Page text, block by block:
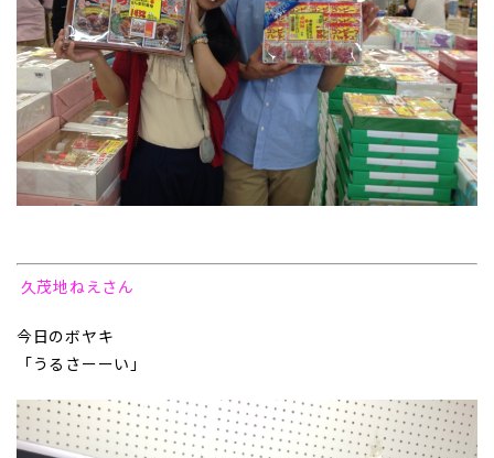
久茂地ねえさん
今日のボヤキ
「うるさーーい」